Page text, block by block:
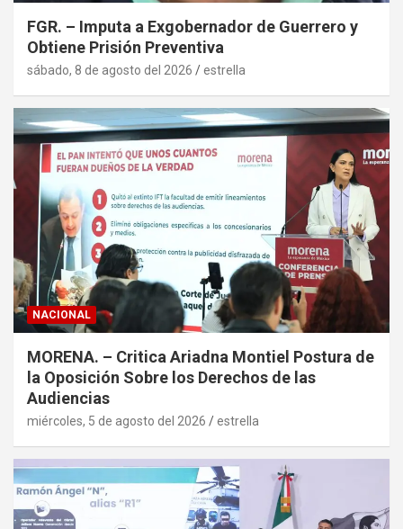
FGR. – Imputa a Exgobernador de Guerrero y
Obtiene Prisión Preventiva
sábado, 8 de agosto del 2026 estrella
NACIONAL
MORENA. – Critica Ariadna Montiel Postura de
la Oposición Sobre los Derechos de las
Audiencias
miércoles, 5 de agosto del 2026 estrella